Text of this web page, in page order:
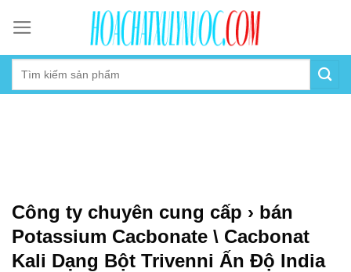
content
Công ty chuyên cung cấp › bán
Potassium Cacbonate \ Cacbonat
Kali Dạng Bột Trivenni Ấn Độ India